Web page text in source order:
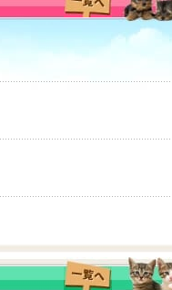
本店・はません店・宇土店）